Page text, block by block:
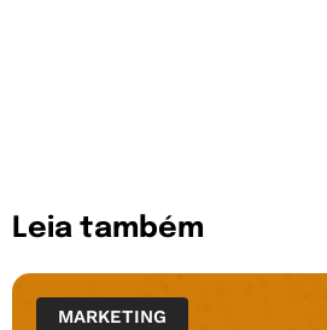
Leia também
MARKETING